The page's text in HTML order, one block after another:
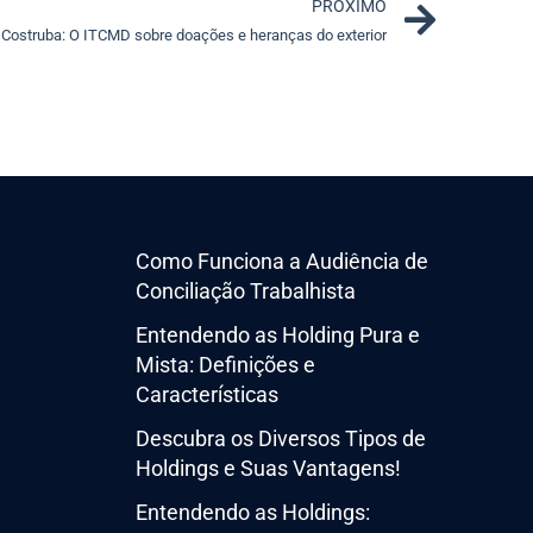
PRÓXIMO
Costruba: O ITCMD sobre doações e heranças do exterior
Como Funciona a Audiência de
Conciliação Trabalhista
Entendendo as Holding Pura e
Mista: Definições e
Características
Descubra os Diversos Tipos de
Holdings e Suas Vantagens!
Entendendo as Holdings: